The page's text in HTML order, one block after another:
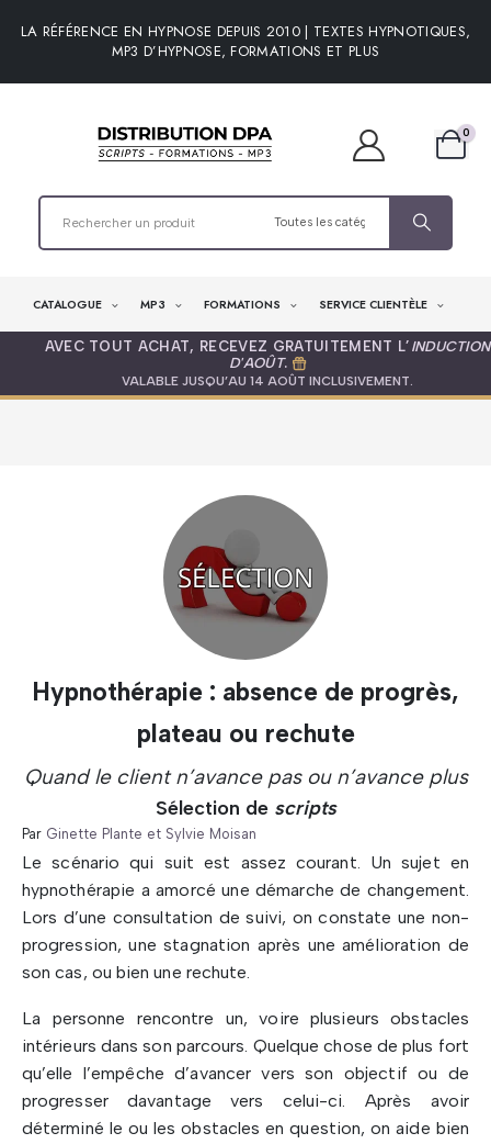
LA RÉFÉRENCE EN HYPNOSE DEPUIS 2010 | TEXTES HYPNOTIQUES,
MP3 D’HYPNOSE, FORMATIONS ET PLUS
0
CATALOGUE MP3 FORMATIONS SERVICE CLIENTÈLE
AVEC TOUT ACHAT, RECEVEZ GRATUITEMENT L’ INDUCTION
D'AOÛT.
VALABLE JUSQU’AU 14 AOÛT INCLUSIVEMENT.
Hypnothérapie : absence de progrès,
plateau ou rechute
Quand le client n’avance pas ou n’avance plus
Sélection de scripts
Par Ginette Plante et Sylvie Moisan
Le scénario qui suit est assez courant. Un sujet en
hypnothérapie a amorcé une démarche de changement.
Lors d’une consultation de suivi, on constate une non-
progression, une stagnation après une amélioration de
son cas, ou bien une rechute.
La personne rencontre un, voire plusieurs obstacles
intérieurs dans son parcours. Quelque chose de plus fort
qu’elle l’empêche d’avancer vers son objectif ou de
progresser davantage vers celui-ci. Après avoir
déterminé le ou les obstacles en question, on aide bien